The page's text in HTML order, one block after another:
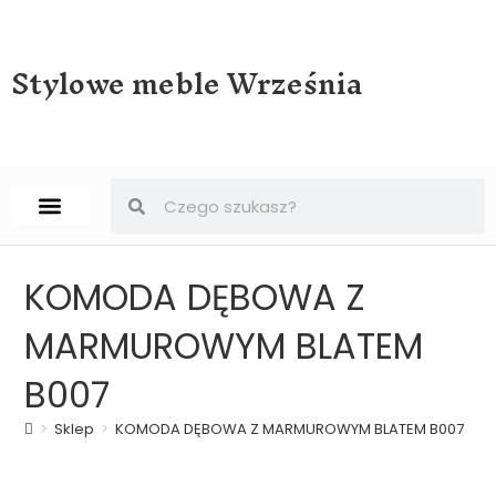
Stylowe meble Września
KOMODA DĘBOWA Z
MARMUROWYM BLATEM
B007
> Sklep > KOMODA DĘBOWA Z MARMUROWYM BLATEM B007